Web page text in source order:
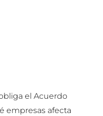
el Acuerdo
empresas afecta